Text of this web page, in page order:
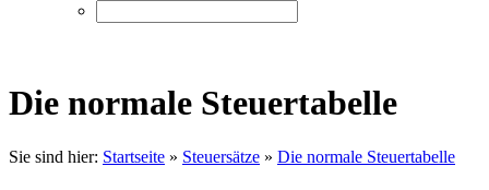
Die normale Steuertabelle
Sie sind hier: Startseite » Steuersätze » Die normale Steuertabelle